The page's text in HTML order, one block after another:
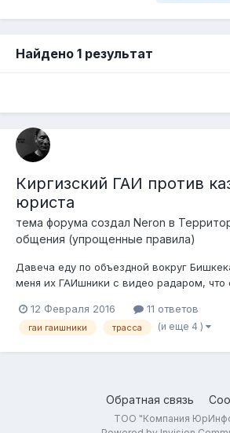
Найдено 1 результат
Киргизский ГАИ против
юриста
тема форума создал Neron в
общения (упрощенные правила)
Давеча еду по объездной вокруг
меня их ГАИшники с видео радаром, что
является "пистолет с цифровой
чин-чинарём, как положено, стоят в
12 Февраля 2016 11 ответов
гаи гаишники трасса (и еще 4 )
Обратная связь
ТОО "Компания